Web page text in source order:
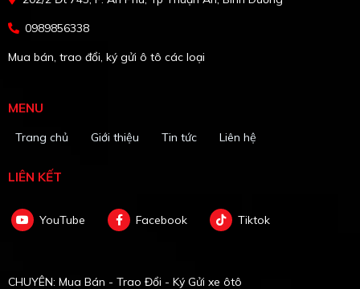
0989856338
Mua bán, trao đổi, ký gửi ô tô các loại
MENU
Trang chủ Giới thiệu Tin tức Liên hệ
LIÊN KẾT
YouTube Facebook Tiktok
CHUYÊN: Mua Bán - Trao Đổi - Ký Gửi xe ôtô